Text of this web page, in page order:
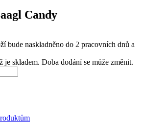
Candy
bude naskladněno do 2 pracovních dnů a
je skladem. Doba dodání se může změnit.